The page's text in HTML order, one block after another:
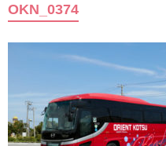
OKN_0374